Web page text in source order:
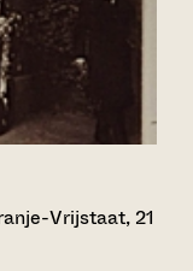
Vrijstaat, 21